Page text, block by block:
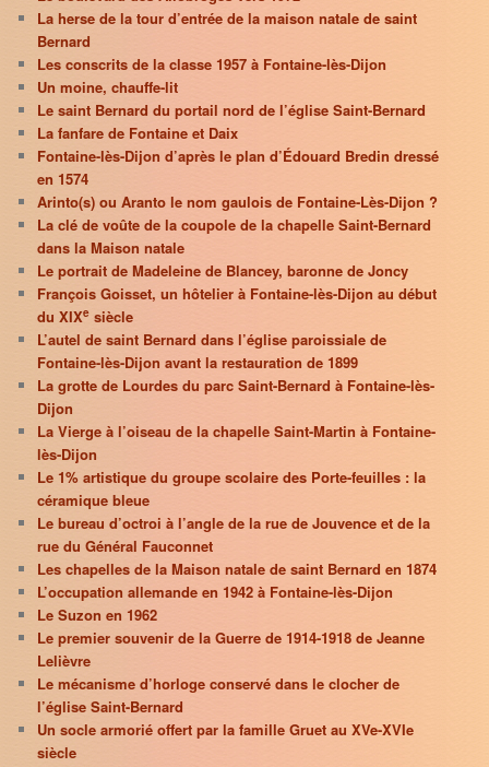
La herse de la tour d’entrée de la maison natale de saint
Bernard
Les conscrits de la classe 1957 à Fontaine-lès-Dijon
Un moine, chauffe-lit
Le saint Bernard du portail nord de l’église Saint-Bernard
La fanfare de Fontaine et Daix
Fontaine-lès-Dijon d’après le plan d’Édouard Bredin dressé
en 1574
Arinto(s) ou Aranto le nom gaulois de Fontaine-Lès-Dijon ?
La clé de voûte de la coupole de la chapelle Saint-Bernard
dans la Maison natale
Le portrait de Madeleine de Blancey, baronne de Joncy
François Goisset, un hôtelier à Fontaine-lès-Dijon au début
du XIXe siècle
L’autel de saint Bernard dans l’église paroissiale de
Fontaine-lès-Dijon avant la restauration de 1899
La grotte de Lourdes du parc Saint-Bernard à Fontaine-lès-
Dijon
La Vierge à l’oiseau de la chapelle Saint-Martin à Fontaine-
lès-Dijon
Le 1% artistique du groupe scolaire des Porte-feuilles : la
céramique bleue
Le bureau d’octroi à l’angle de la rue de Jouvence et de la
rue du Général Fauconnet
Les chapelles de la Maison natale de saint Bernard en 1874
L’occupation allemande en 1942 à Fontaine-lès-Dijon
Le Suzon en 1962
Le premier souvenir de la Guerre de 1914-1918 de Jeanne
Lelièvre
Le mécanisme d’horloge conservé dans le clocher de
l’église Saint-Bernard
Un socle armorié offert par la famille Gruet au XVe-XVIe
siècle